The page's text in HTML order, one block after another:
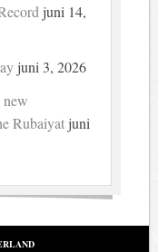
juni 14,
juni 3, 2026
Rubaiyat juni